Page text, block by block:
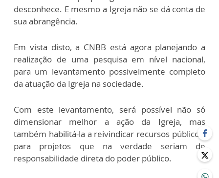
desconhece. E mesmo a Igreja não se dá conta de
sua abrangência.
Em vista disto, a CNBB está agora planejando a
realização de uma pesquisa em nível nacional,
para um levantamento possivelmente completo
da atuação da Igreja na sociedade.
Com este levantamento, será possível não só
dimensionar melhor a ação da Igreja, mas
também habilitá-la a reivindicar recursos públicos,
para projetos que na verdade seriam de
responsabilidade direta do poder público.